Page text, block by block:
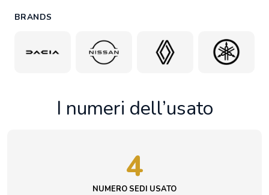
BRANDS
I numeri dell’usato
4
NUMERO SEDI USATO